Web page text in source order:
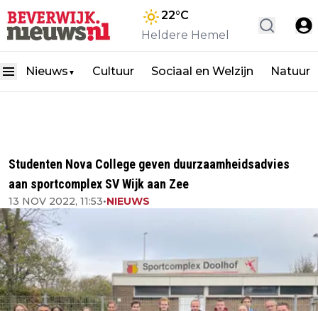
22°C
Heldere Hemel
Nieuws ▼ Cultuur Sociaal en Welzijn Natuur
Studenten Nova College geven duurzaamheidsadvies
aan sportcomplex SV Wijk aan Zee
13 NOV 2022, 11:53•NIEUWS